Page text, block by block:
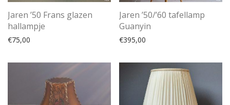
Jaren ’50 Frans glazen
hallampje
€75,00
Jaren ’50/’60 tafellamp
Guanyin
€395,00